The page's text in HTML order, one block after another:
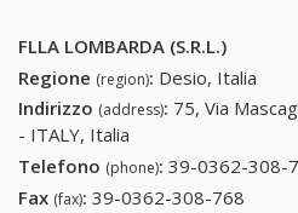
FLLA LOMBARDA (S.R.L.)
Regione (region): Desio, Italia
Indirizzo (address): 75, Via
- ITALY, Italia
Telefono (phone): 39-0362-308-
Fax (fax): 39-0362-308-768